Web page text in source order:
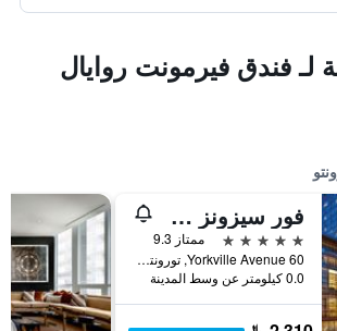
لـ فندق فيرمونت روايال
فور سيزونز هوتل تورونتو
5 نجوم
ممتاز 9.3
60 Yorkville Avenue, تورونتو, ON, كندا
0.0 كيلومتر عن وسط المدينة